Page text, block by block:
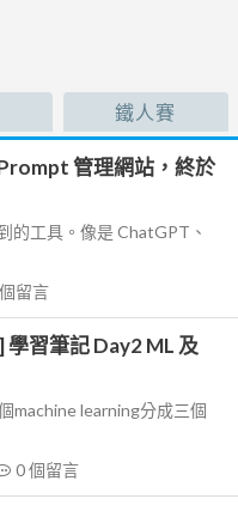
鐵人賽
管理網站，終於
的工具。像是 ChatGPT、
個留言
習筆記 Day2 ML 及
machine learning分成三個
0個留言